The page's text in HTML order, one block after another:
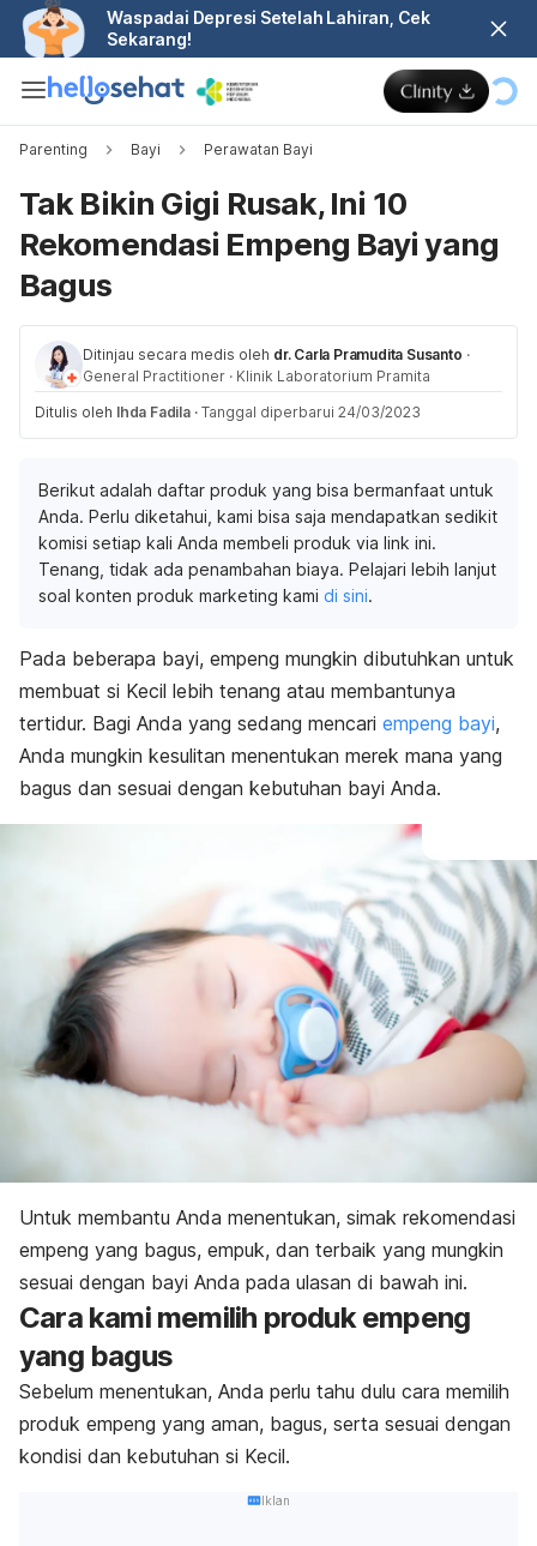
Waspadai Depresi Setelah Lahiran, Cek
Sekarang!
Parenting Bayi Perawatan Bayi
Tak Bikin Gigi Rusak, Ini 10
Rekomendasi Empeng Bayi yang
Bagus
Ditinjau secara medis oleh dr. Carla Pramudita Susanto ·
General Practitioner · Klinik Laboratorium Pramita
Ditulis oleh Ihda Fadila · Tanggal diperbarui 24/03/2023
Berikut adalah daftar produk yang bisa bermanfaat untuk
Anda. Perlu diketahui, kami bisa saja mendapatkan sedikit
komisi setiap kali Anda membeli produk via link ini.
Tenang, tidak ada penambahan biaya. Pelajari lebih lanjut
soal konten produk marketing kami di sini.
Pada beberapa bayi, empeng mungkin dibutuhkan untuk
membuat si Kecil lebih tenang atau membantunya
tertidur. Bagi Anda yang sedang mencari empeng bayi,
Anda mungkin kesulitan menentukan merek mana yang
bagus dan sesuai dengan kebutuhan bayi Anda.
Untuk membantu Anda menentukan, simak rekomendasi
empeng yang bagus, empuk, dan terbaik yang mungkin
sesuai dengan bayi Anda pada ulasan di bawah ini.
Cara kami memilih produk empeng
yang bagus
Sebelum menentukan, Anda perlu tahu dulu cara memilih
produk empeng yang aman, bagus, serta sesuai dengan
kondisi dan kebutuhan si Kecil.
Iklan